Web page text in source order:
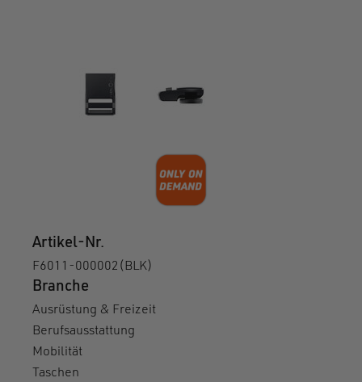
Artikel-Nr.
F6011-000002(BLK)
Branche
Ausrüstung & Freizeit
Berufsausstattung
Mobilität
Taschen